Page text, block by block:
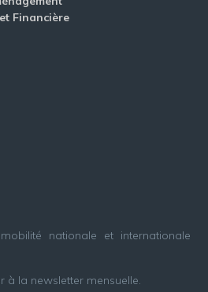
Financière
nationale et internationale
à la newsletter mensuelle.